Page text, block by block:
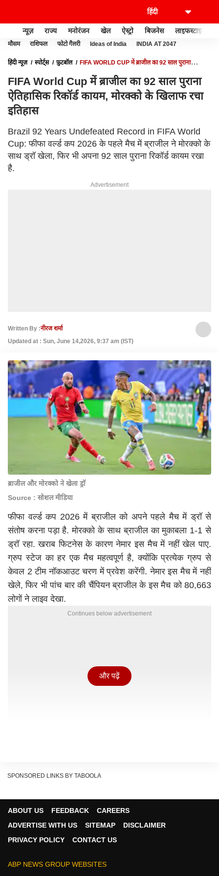
न्यूज़ राज्य मनोरंजन खेल ऐस्ट्रो बिजनेस लाइफस्टाइल
मौसम राशिफल फोटो गैलरी Ideas of India INDIA AT 2047
हिंदी न्यूज़ स्पोर्ट्स फ़ुटबॉल
FIFA WORLD CUP में ब्राजील का 92 साल पुराना
FIFA World Cup में ब्राजील का 92 साल पुराना
ऐतिहासिक रिकॉर्ड कायम, मोरक्को के खिलाफ रचा
इतिहास
Brazil 92 Years Undefeated Record in FIFA World
Cup: फीफा वर्ल्ड कप 2026 के पहले मैच में ब्राजील ने मोरक्को के
साथ ड्रॉ खेला, फिर भी अपना 92 साल पुराना रिकॉर्ड कायम रखा
है.
Advertisement
Written By :नीरज शर्मा
Updated at : Sun, June 14,2026, 9:37 am (IST)
ब्राजील और मोरक्को ने खेला ड्रॉ
Source : सोशल मीडिया
फीफा वर्ल्ड कप 2026 में ब्राजील को अपने पहले मैच में ड्रॉ से
संतोष करना पड़ा है. मोरक्को के साथ ब्राजील का मुकाबला 1-1 से
ड्रॉ रहा. खराब फिटनेस के कारण नेमार इस मैच में नहीं खेल पाए.
ग्रुप स्टेज का हर एक मैच महत्वपूर्ण है, क्योंकि प्रत्येक ग्रुप से
केवल 2 टीम नॉकआउट चरण में प्रवेश करेंगी. नेमार इस मैच में नहीं
खेले, फिर भी पांच बार की चैंपियन ब्राजील के इस मैच को 80,663
लोगों ने लाइव देखा.
Continues below advertisement
ज्यादा देर तक बढ़त कायम नहीं रख पाई, क्योंकि उसके 11 मिनट
और पढ़ें
SPONSORED LINKS BY TABOOLA
ABOUT US FEEDBACK
CAREERS
ADVERTISE WITH US
SITEMAP
DISCLAIMER
PRIVACY POLICY
CONTACT US
ABP NEWS GROUP WEBSITES